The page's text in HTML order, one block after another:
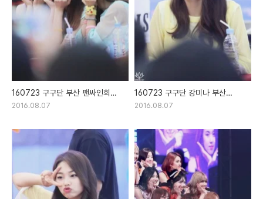
160723 구구단 부산 팬싸인회
직찍
2016.08.07
160723 구구단 강미나 부산
팬싸인회 직찍 part.2
2016.08.07